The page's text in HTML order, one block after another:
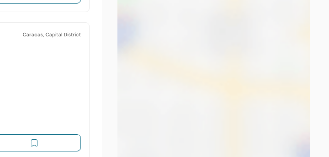
Caracas, Capital District